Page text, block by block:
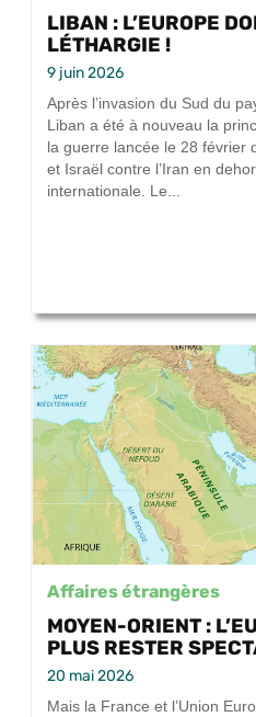
LIBAN : L’EUROPE
LÉTHARGIE !
9 juin 2026
Après l’invasion du Sud du
Liban a été à nouveau la
la guerre lancée le 28 février
et Israël contre l’Iran en
internationale. Le...
Affaires étrangères
MOYEN-ORIENT :
PLUS RESTER
20 mai 2026
Mais la France et l’Union